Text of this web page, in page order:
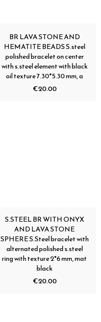
BR LAVA STONE AND
HEMATITE BEADS S.steel
polished bracelet on center
with s.steel element with black
oil texture 7.30*5.30 mm, a
€20.00
S.STEEL BR WITH ONYX
AND LAVA STONE
SPHERE S.Steel bracelet with
alternated polished s.steel
ring with texture 2*6 mm, mat
black
€20.00